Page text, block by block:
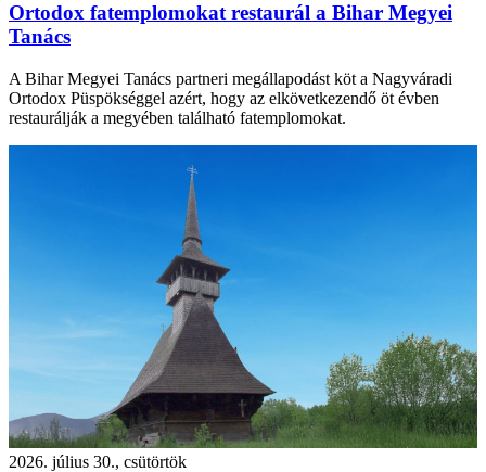
Ortodox fatemplomokat restaurál a Bihar Megyei
Tanács
A Bihar Megyei Tanács partneri megállapodást köt a Nagyváradi
Ortodox Püspökséggel azért, hogy az elkövetkezendő öt évben
restaurálják a megyében található fatemplomokat.
2026. július 30., csütörtök